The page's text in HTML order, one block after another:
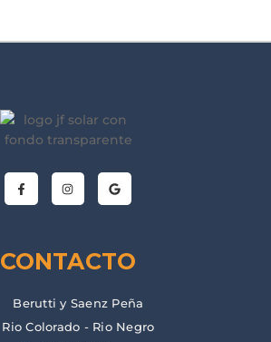
CONTACTO
Berutti y Saenz Peña
Rio Colorado - Rio Negro